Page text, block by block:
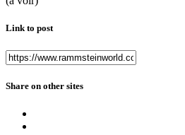
Link to post
Share on other sites